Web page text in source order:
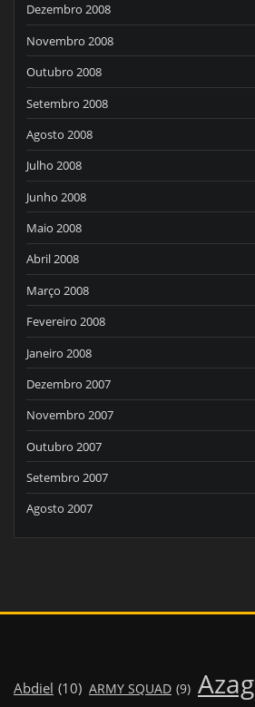
Dezembro 2008
Novembro 2008
Outubro 2008
Setembro 2008
Agosto 2008
Julho 2008
Junho 2008
Maio 2008
Abril 2008
Março 2008
Fevereiro 2008
Janeiro 2008
Dezembro 2007
Novembro 2007
Outubro 2007
Setembro 2007
Agosto 2007
Abdiel (10) ARMY SQUAD (9)